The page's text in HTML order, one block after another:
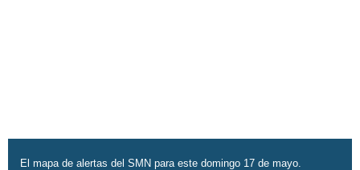
El mapa de alertas del SMN para este domingo 17 de mayo.